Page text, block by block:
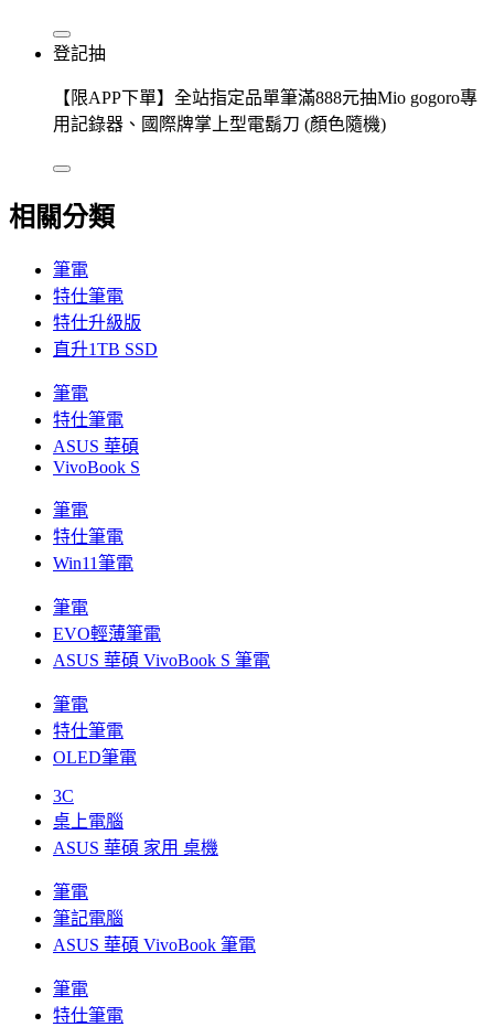
登記抽
【限APP下單】全站指定品單筆滿888元抽Mio gogoro專
用記錄器、國際牌掌上型電鬍刀 (顏色隨機)
相關分類
筆電
特仕筆電
特仕升級版
直升1TB SSD
筆電
特仕筆電
ASUS 華碩
VivoBook S
筆電
特仕筆電
Win11筆電
筆電
EVO輕薄筆電
ASUS 華碩 VivoBook S 筆電
筆電
特仕筆電
OLED筆電
3C
桌上電腦
ASUS 華碩 家用 桌機
筆電
筆記電腦
ASUS 華碩 VivoBook 筆電
筆電
特仕筆電